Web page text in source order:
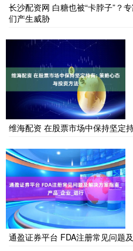
长沙配资网 白糖也被“卡脖子”？
们产生威胁
维海配资 在股票市场中保持坚定
通盈证券平台 FDA注册常见问题